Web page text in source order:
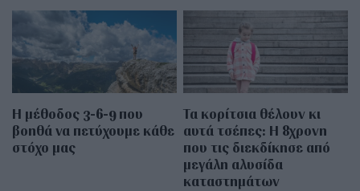
Η μέθοδος 3-6-9 που
βοηθά να πετύχουμε κάθε
στόχο μας
Τα κορίτσια θέλουν κι
αυτά τσέπες: Η 8χρονη
που τις διεκδίκησε από
μεγάλη αλυσίδα
καταστημάτων